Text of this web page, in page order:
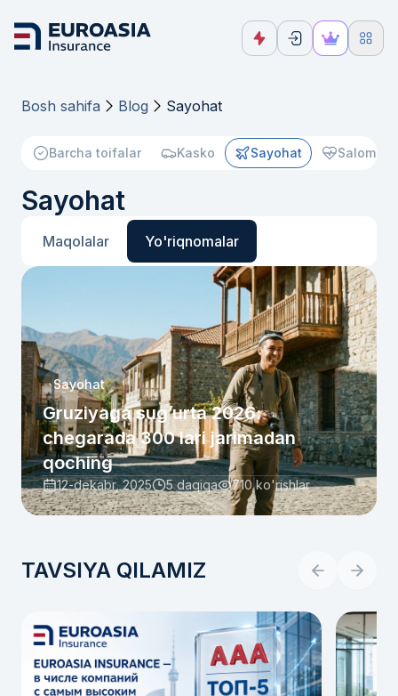
Bosh sahifa Blog Sayohat
Barcha toifalar Kasko Sayohat
Sayohat
Maqolalar Yo'riqnomalar
Sayohat
Gruziyaga sug’urta 2026:
chegarada 300 lari jarimadan
qoching
12-dekabr, 2025 5 daqiqa 710 ko'rishlar
TAVSIYA QILAMIZ